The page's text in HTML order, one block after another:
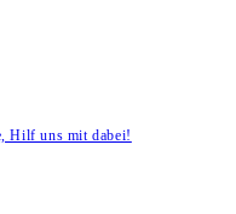
Hilf uns mit dabei!